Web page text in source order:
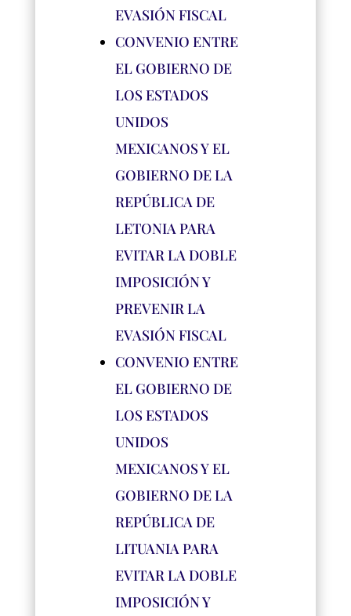
EVASIÓN FISCAL
CONVENIO ENTRE
EL GOBIERNO DE
LOS ESTADOS
UNIDOS
MEXICANOS Y EL
GOBIERNO DE LA
REPÚBLICA DE
LETONIA PARA
EVITAR LA DOBLE
IMPOSICIÓN Y
PREVENIR LA
EVASIÓN FISCAL
CONVENIO ENTRE
EL GOBIERNO DE
LOS ESTADOS
UNIDOS
MEXICANOS Y EL
GOBIERNO DE LA
REPÚBLICA DE
LITUANIA PARA
EVITAR LA DOBLE
IMPOSICIÓN Y